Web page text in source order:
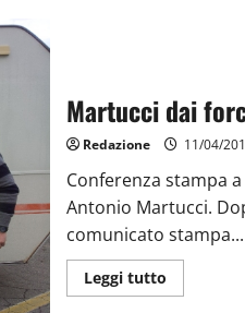
Martucci dai
Redazione 11/04/
Conferenza stampa
Antonio Martucci.
comunicato stampa...
Leggi tutto